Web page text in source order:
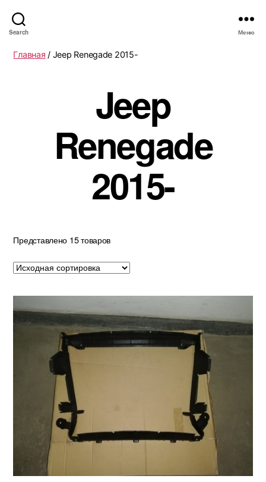
Search Меню
Главная / Jeep Renegade 2015-
Jeep
Renegade
2015-
Представлено 15 товаров